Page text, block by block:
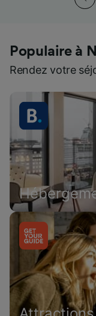
Populaire à
Rendez votre